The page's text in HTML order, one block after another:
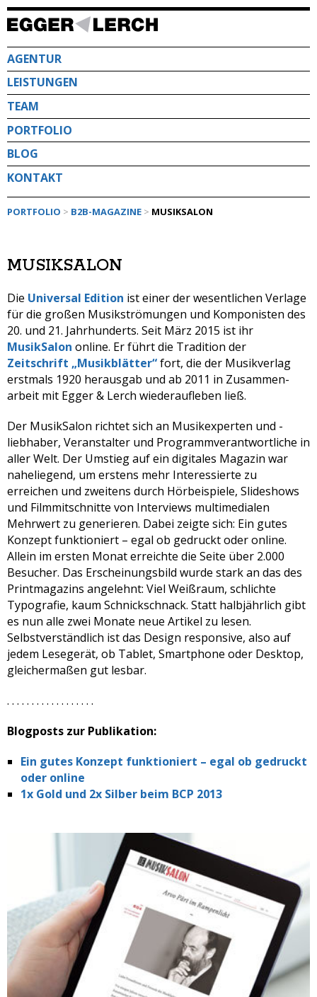
Direkt
zum
AGENTUR
LEISTUNGEN
TEAM
PORTFOLIO
BLOG
KONTAKT
PORTFOLIO > B2B-MAGAZINE > MUSIKSALON
MUSIKSALON
Die Universal Edition ist einer der wesentlichen Verlage
für die großen Musikströmungen und Komponisten des
20. und 21. Jahrhunderts. Seit März 2015 ist ihr
MusikSalon online. Er führt die Tradition der ­
Zeitschrift „Musikblätter“fort, die der Musikverlag
erstmals 1920 herausgab und ab 2011 in Zusam­men­
arbeit mit Egger & Lerch wiederaufleben ließ.
Der MusikSalon richtet sich an Musikexperten und -
liebhaber, Veranstalter und Programmverantwortliche in
aller Welt. Der Umstieg auf ein digitales Magazin war
naheliegend, um erstens mehr Interessierte zu
erreichen und zweitens durch Hörbeispiele, Slideshows
und Filmmitschnitte von Interviews multimedialen
Mehrwert zu generieren. Dabei zeigte sich: Ein gutes
Konzept funktioniert – egal ob gedruckt oder online.
Allein im ersten Monat erreichte die Seite über 2.000
Besucher. Das Erscheinungsbild wurde stark an das des
Printmagazins angelehnt: Viel Weißraum, schlichte
Typografie, kaum Schnickschnack. Statt halbjährlich gibt
es nun alle zwei Monate neue Artikel zu lesen.
Selbstverständlich ist das Design responsive, also auf
jedem Lesegerät, ob Tablet, Smartphone oder Desktop,
gleichermaßen gut lesbar.
. . . . . . . . . . . . . . . . . .
Blogposts zur Publikation:
Ein gutes Konzept funktioniert – egal ob gedruckt
oder online
1x Gold und 2x Silber beim BCP 2013